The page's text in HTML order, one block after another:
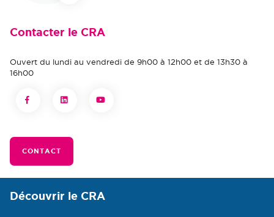
Contacter le CRA
Ouvert du lundi au vendredi de 9h00 à 12h00 et de 13h30 à
16h00
CONTACT
Découvrir le CRA